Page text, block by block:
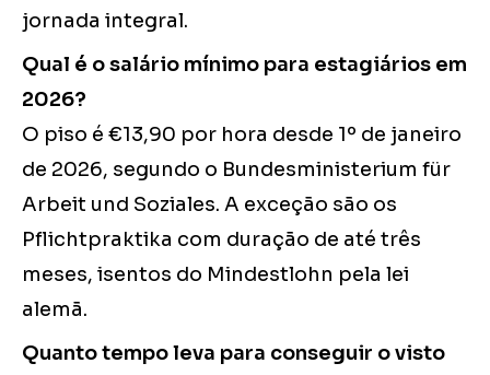
jornada integral.
Qual é o salário mínimo para estagiários em
2026?
O piso é €13,90 por hora desde 1º de janeiro
de 2026, segundo o Bundesministerium für
Arbeit und Soziales. A exceção são os
Pflichtpraktika com duração de até três
meses, isentos do Mindestlohn pela lei
alemã.
Quanto tempo leva para conseguir o visto